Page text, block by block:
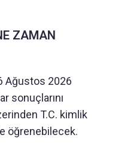
ZAMAN
Ağustos 2026
sonuçlarını
T.C. kimlik
öğrenebilecek.